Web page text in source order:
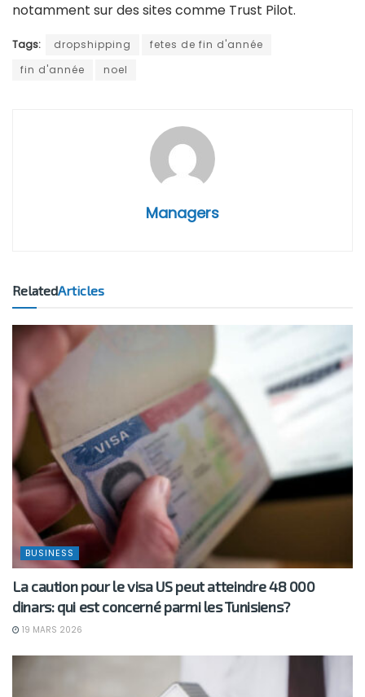
notamment sur des sites comme Trust Pilot.
Tags: dropshipping
fetes de fin d'année
fin d'année
noel
Managers
RelatedArticles
BUSINESS
La caution pour le visa US peut atteindre 48 000
dinars: qui est concerné parmi les Tunisiens?
19 MARS 2026